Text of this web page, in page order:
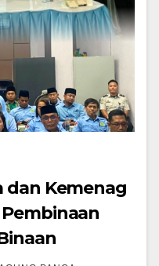
dan Kemenag